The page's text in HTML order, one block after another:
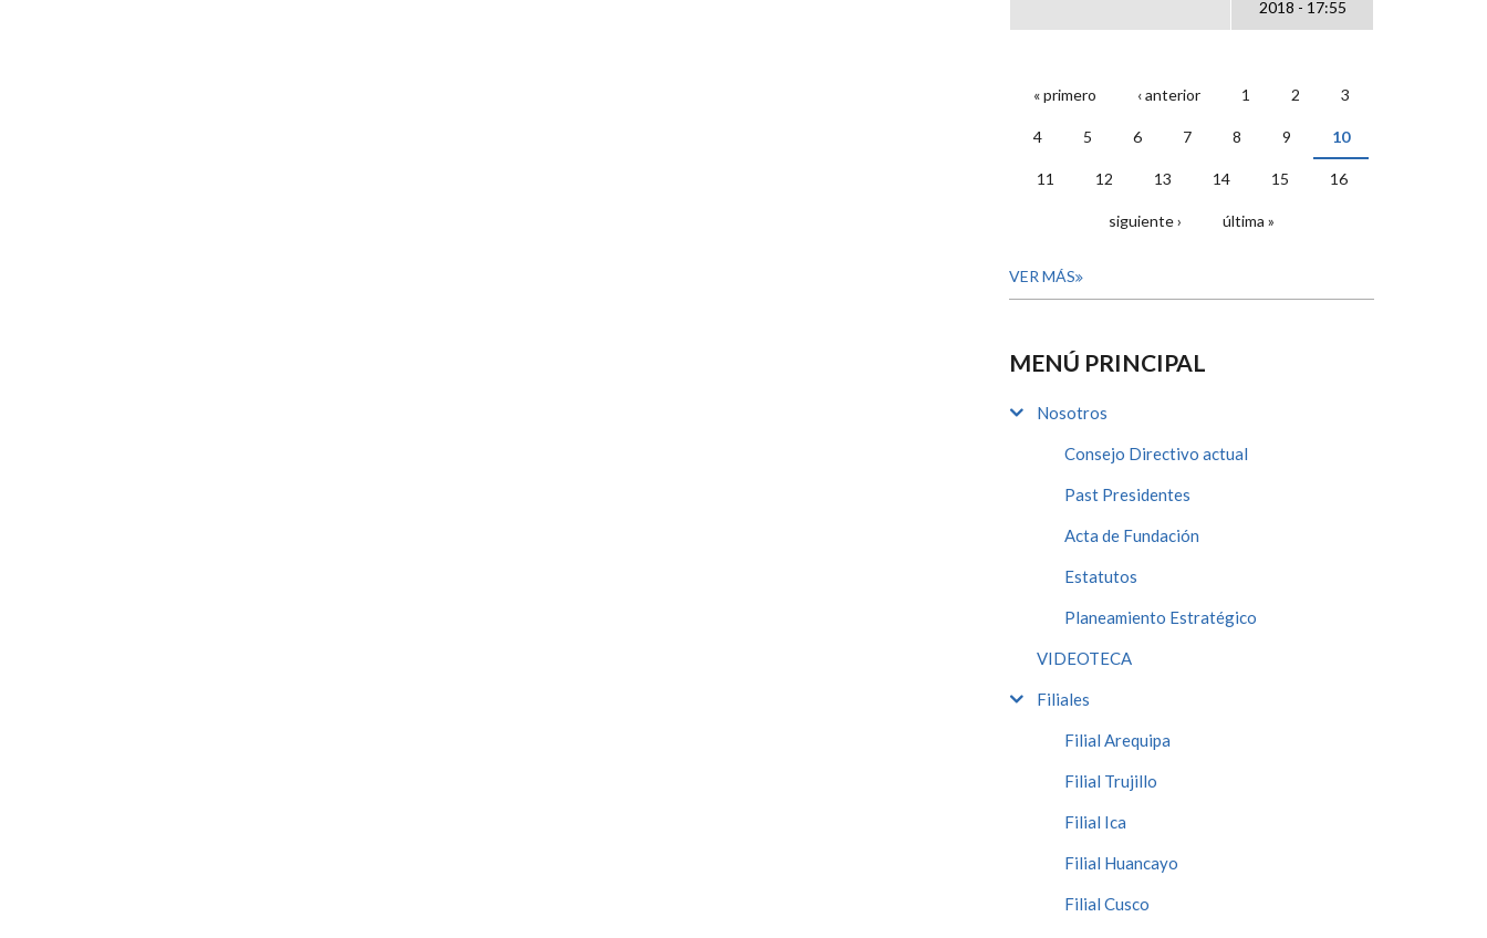
2018 - 17:55
PÁGINAS
« primero ‹ anterior 1 2 3
4 5 6 7 8 9 10
11 12 13 14 15 16
siguiente › última »
VER MÁS
MENÚ PRINCIPAL
Nosotros
Consejo Directivo actual
Past Presidentes
Acta de Fundación
Estatutos
Planeamiento Estratégico
VIDEOTECA
Filiales
Filial Arequipa
Filial Trujillo
Filial Ica
Filial Huancayo
Filial Cusco